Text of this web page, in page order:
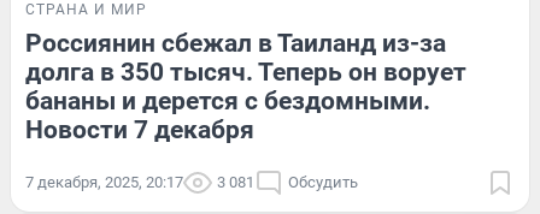
СТРАНА И МИР
Россиянин сбежал в Таиланд из-за
долга в 350 тысяч. Теперь он ворует
бананы и дерется с бездомными.
Новости 7 декабря
7 декабря, 2025, 20:17 3 081 Обсудить